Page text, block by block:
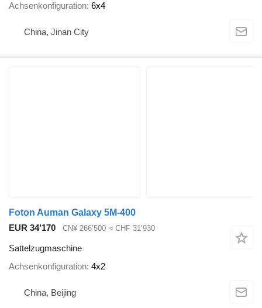
Achsenkonfiguration 6x4
China, Jinan City
Foton Auman Galaxy 5M-400
EUR 34’170
CN¥ 266’500 ≈ CHF 31’930
Sattelzugmaschine
Achsenkonfiguration 4x2
China, Beijing